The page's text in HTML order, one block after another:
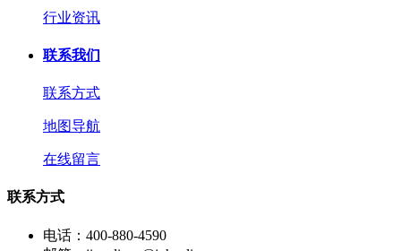
行业资讯
联系我们
联系方式
地图导航
在线留言
联系方式
电话：400-880-4590